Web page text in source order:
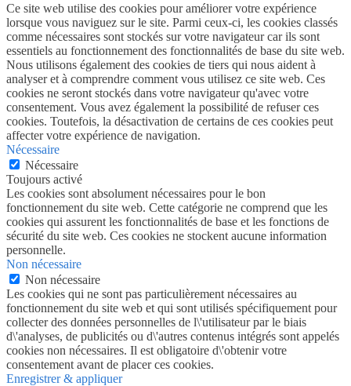
Ce site web utilise des cookies pour améliorer votre expérience
lorsque vous naviguez sur le site. Parmi ceux-ci, les cookies classés
comme nécessaires sont stockés sur votre navigateur car ils sont
essentiels au fonctionnement des fonctionnalités de base du site web.
Nous utilisons également des cookies de tiers qui nous aident à
analyser et à comprendre comment vous utilisez ce site web. Ces
cookies ne seront stockés dans votre navigateur qu'avec votre
consentement. Vous avez également la possibilité de refuser ces
cookies. Toutefois, la désactivation de certains de ces cookies peut
affecter votre expérience de navigation.
Nécessaire
Nécessaire
Toujours activé
Les cookies sont absolument nécessaires pour le bon
fonctionnement du site web. Cette catégorie ne comprend que les
cookies qui assurent les fonctionnalités de base et les fonctions de
sécurité du site web. Ces cookies ne stockent aucune information
personnelle.
Non nécessaire
Non nécessaire
Les cookies qui ne sont pas particulièrement nécessaires au
fonctionnement du site web et qui sont utilisés spécifiquement pour
collecter des données personnelles de l\'utilisateur par le biais
d\'analyses, de publicités ou d\'autres contenus intégrés sont appelés
cookies non nécessaires. Il est obligatoire d\'obtenir votre
consentement avant de placer ces cookies.
Enregistrer & appliquer